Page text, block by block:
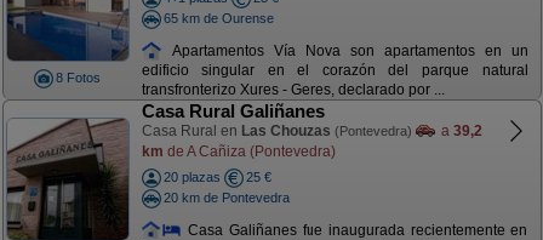
8 Fotos
65 km de Ourense
Apartamentos Vía Nova son apartamentos en un
edificio singular en el corazón del parque natural
transfronterizo Xures - Geres, declarado por ...
Casa Rural Galiñanes
Casa Rural en Las Chouzas (Pontevedra) a 39,2
km de A Cañiza (Pontevedra)
20 plazas
25 €
20 km de Pontevedra
Casa Galiñanes fue inaugurada recientemente en